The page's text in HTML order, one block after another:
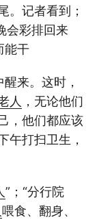
。记者看到；
会彩排回来
能干
来。这时，
人 ，无论他们
，他们都应该
午打扫卫生，
”；“分行院
喂食、翻身、